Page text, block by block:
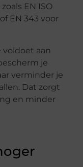
EN ISO
EN 343 voor
voldoet aan
je
verminder je
Dat zorgt
en minder